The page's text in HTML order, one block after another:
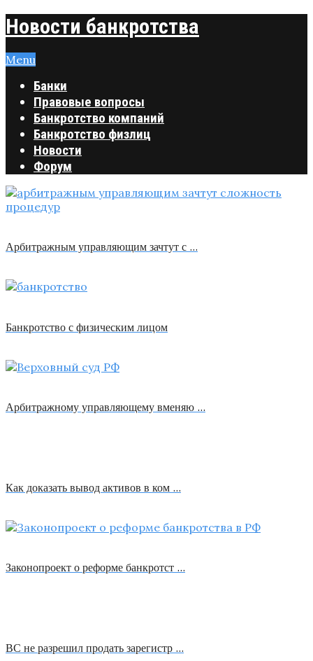
Новости банкротства
Menu
Банки
Правовые вопросы
Банкротство компаний
Банкротство физлиц
Новости
Форум
Арбитражным управляющим зачтут с …
Банкротство с физическим лицом
Арбитражному управляющему вменяю …
Как доказать вывод активов в ком …
Законопроект о реформе банкротст …
ВС не разрешил продать зарегистр …